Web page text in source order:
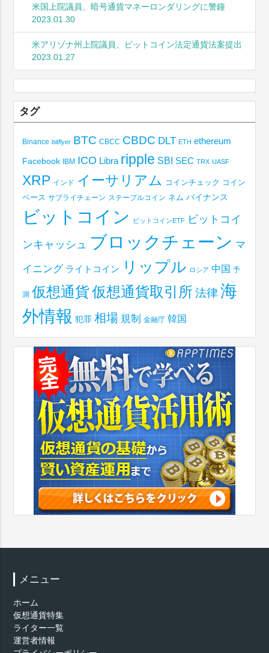
米国上院議員、暗号通貨マネーロンダリングに警鐘
2023.01.30
米アリゾナ州上院議員、ビットコイン法定通貨法案提出
2023.01.27
タグ
Binance bitflyer BTC CBCC CBDC DLT ETH ethereum
Facebook IBM ICO Libra ripple SBI SEC TRX UASF
XRP インド イーサリアム コインチェック コイン
ベース サプライチェーン ステーブルコイン ネム バイナンス
ビットコイン ビットコインETF ビットコイ
ンキャッシュ ブロックチェーン マ
イニング ライトコイン リップル ロシア 中国 予
測 仮想通貨仮想通貨取引所 法律 海
外情報 犯罪 相場 規制 金融庁 韓国
メニュー
ホーム
仮想通貨特集
ライター一覧
運営者情報